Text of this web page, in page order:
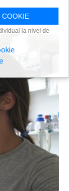
COOKIE
la nivel de